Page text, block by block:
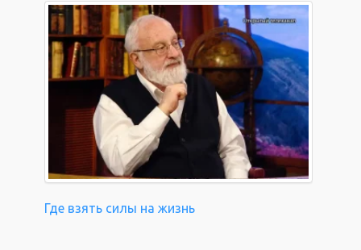
Где взять силы на жизнь